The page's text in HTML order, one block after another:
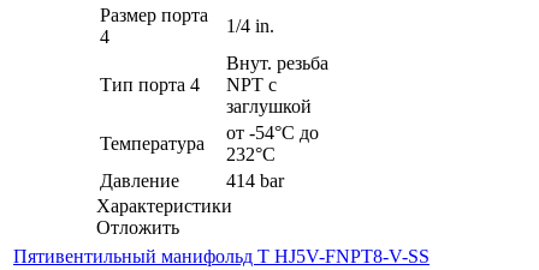
Размер порта
4
1/4 in.
Тип порта 4
Внут. резьба
NPT с
заглушкой
Температура
от -54°C до
232°C
Давление
414 bar
Характеристики
Отложить
Пятивентильный манифольд T HJ5V-FNPT8-V-SS